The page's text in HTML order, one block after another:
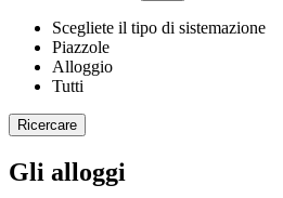
Scegliete il tipo di sistemazione
Piazzole
Alloggio
Tutti
Ricercare
Gli alloggi